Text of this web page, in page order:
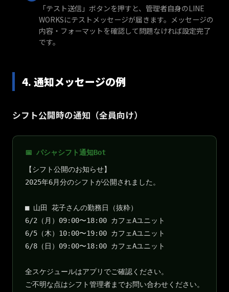
「テスト送信」ボタンを押すと、管理者自身のLINE
WORKSにテストメッセージが届きます。メッセージの
内容・フォーマットを確認して問題なければ設定完了
です。
4. 通知メッセージの例
シフト公開時の通知（全員向け）
📅 パシャシフト通知Bot
【シフト公開のお知らせ】
2025年6月分のシフトが公開されました。
■ 山田 花子さんの勤務日（抜粋）
6/2（月）09:00〜18:00 カフェAユニット
6/5（木）10:00〜19:00 カフェAユニット
6/8（日）09:00〜18:00 カフェAユニット
全スケジュールはアプリでご確認ください。
ご不明な点はシフト管理者までお問い合わせください。